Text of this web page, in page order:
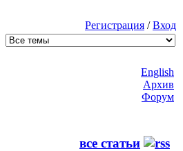
Регистрация /Вход
English
Архив
Форум
все статьи